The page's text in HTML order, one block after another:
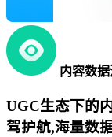
内容数
UGC生态下的
驾护航,海量数